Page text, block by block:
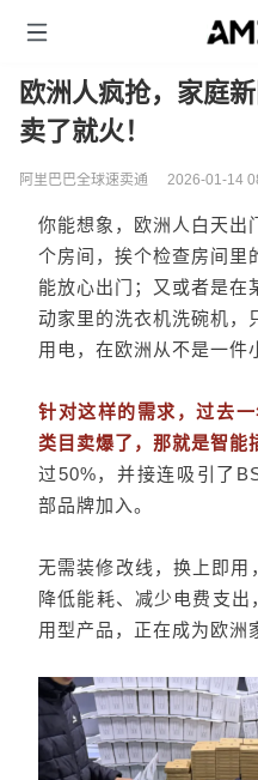
欧洲人疯抢，家庭
卖了就火！
阿里巴巴全球速卖通 2026-01-14
你能想象，欧洲人白天出
个房间，挨个检查房间里
能放心出门；又或者是在
动家里的洗衣机洗碗机，
用电，在欧洲从不是一件
针对这样的需求，过去
类目卖爆了，那就是智能
过50%，并接连吸引了
部品牌加入。
无需装修改线，换上即
降低能耗、减少电费支出
用型产品，正在成为欧洲